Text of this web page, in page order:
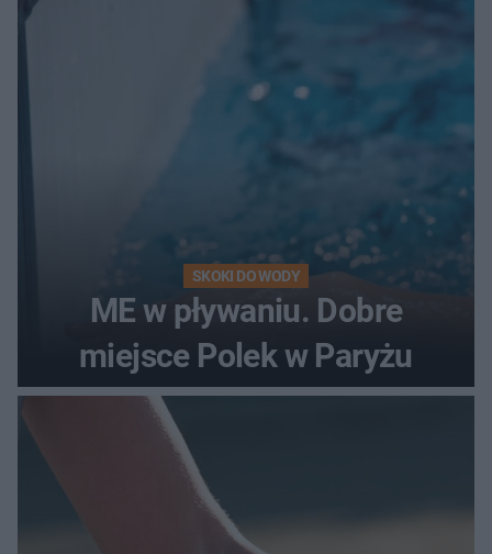
SKOKI DO WODY
ME w pływaniu. Dobre
miejsce Polek w Paryżu